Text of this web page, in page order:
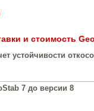
и стоимость
устойчивости
7 до версии 8